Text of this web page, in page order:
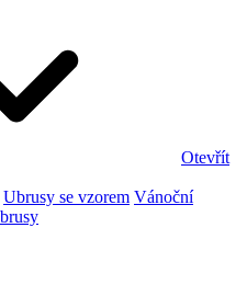
Otevřít
Ubrusy se vzorem Vánoční